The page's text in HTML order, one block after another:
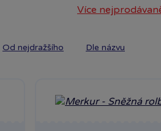
Více
Od nejdražšího Dle názvu